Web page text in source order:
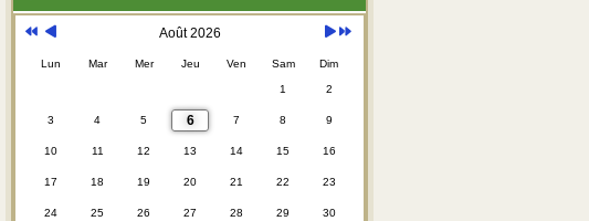
Août 2026
Lun Mar Mer Jeu Ven Sam Dim
1 2
3 4 5 6 7 8 9
10 11 12 13 14 15 16
17 18 19 20 21 22 23
24 25 26 27 28 29 30